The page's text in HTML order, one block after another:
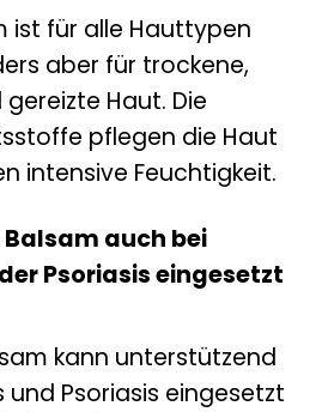
ist für alle Hauttypen
aber für trockene,
Haut. Die
pflegen die Haut
intensive Feuchtigkeit.
Balsam auch bei
Psoriasis eingesetzt
kann unterstützend
Psoriasis eingesetzt